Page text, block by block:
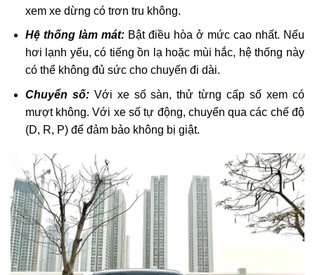
xem xe dừng có trơn tru không.
Hệ thống làm mát: Bật điều hòa ở mức cao nhất. Nếu
hơi lạnh yếu, có tiếng ồn lạ hoặc mùi hắc, hệ thống này
có thể không đủ sức cho chuyến đi dài.
Chuyển số: Với xe số sàn, thử từng cấp số xem có
mượt không. Với xe số tự động, chuyển qua các chế độ
(D, R, P) để đảm bảo không bị giật.